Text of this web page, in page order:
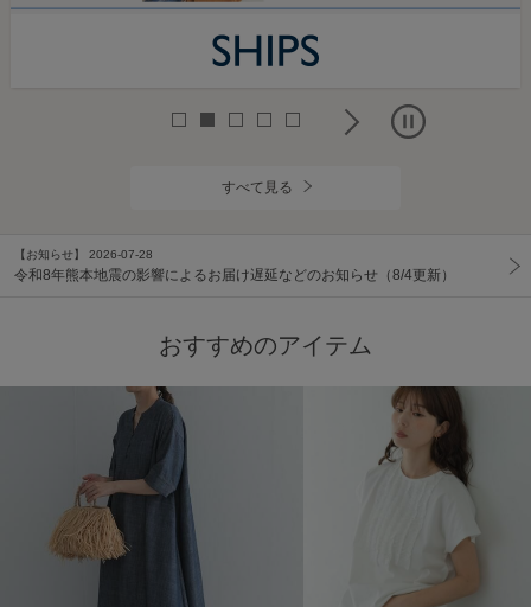
すべて見る
【お知らせ】 2026-07-28
令和8年熊本地震の影響によるお届け遅延などのお知らせ（8/4更新）
おすすめのアイテム